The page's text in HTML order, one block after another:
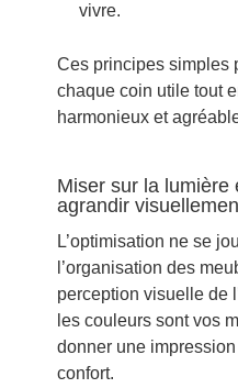
vivre.
Ces principes simples
chaque coin utile tout
harmonieux et
Miser sur la lumière
agrandir
L’optimisation ne se
l’organisation des
perception visuelle de
les couleurs sont vos
donner une
confort.